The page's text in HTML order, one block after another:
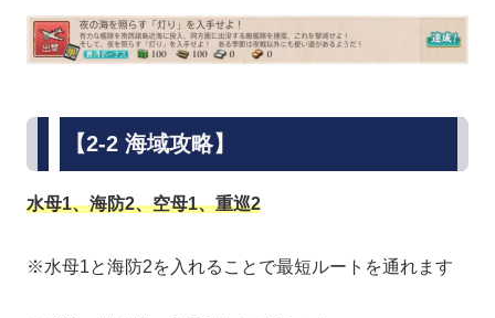
【2-2 海域攻略】
水母1、海防2、空母1、重巡2
※水母1と海防2を入れることで最短ルートを通れます